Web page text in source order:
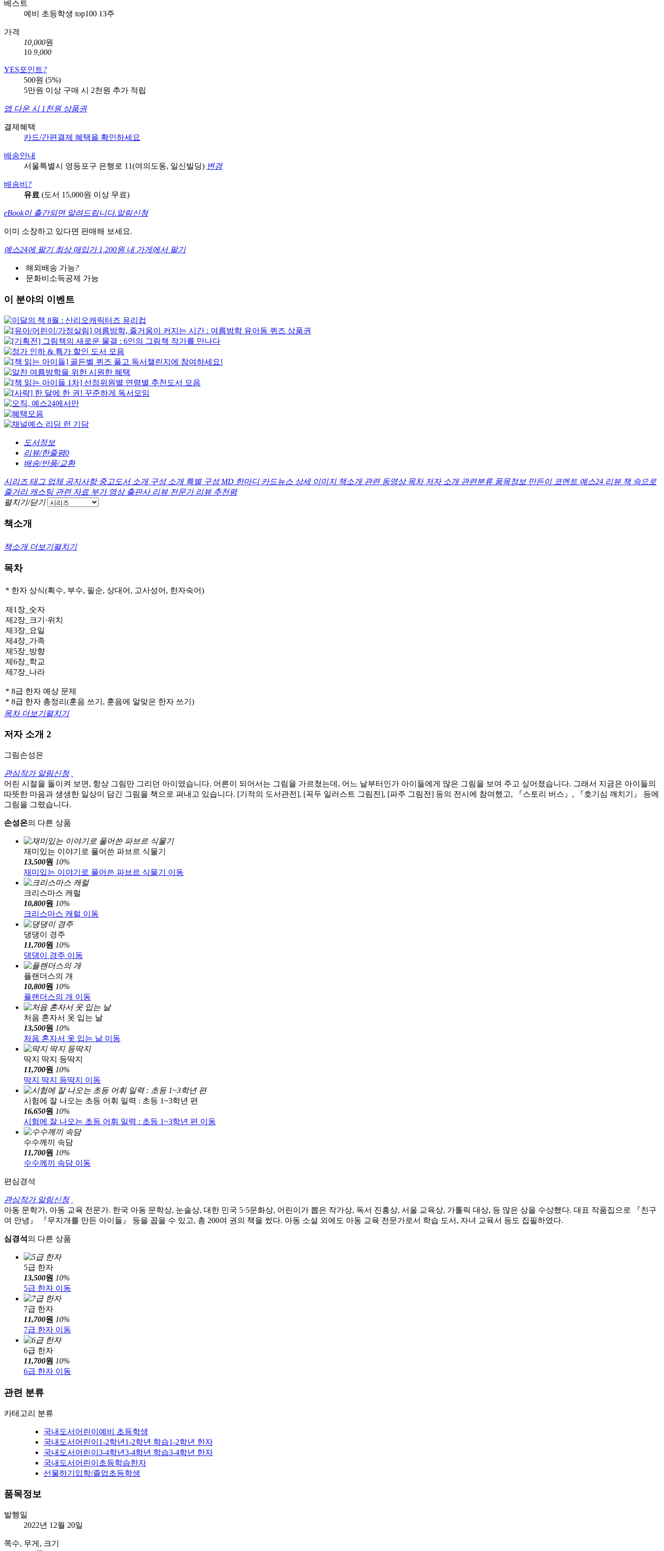
베스트
예비 초등학생 top100 13주
가격
10,000원
10 9,000
YES포인트?
500원 (5%)
5만원 이상 구매 시 2천원 추가 적립
앱 다운 시 1천원 상품권
결제혜택
카드/간편결제 혜택을 확인하세요
배송안내
서울특별시 영등포구 은행로 11(여의도동, 일신빌딩) 변경
배송비 ?
유료 (도서 15,000원 이상 무료)
eBook이 출간되면 알려드립니다. 알림신청
이미 소장하고 있다면 판매해 보세요.
예스24에 팔기 최상 매입가 1,200원 내 가게에서 팔기
해외배송 가능?
문화비소득공제 가능
이 분야의 이벤트
도서정보
리뷰/한줄평0
배송/반품/교환
시리즈 태그 업체 공지사항 중고도서 소개 구성 소개 특별 구성 MD 한마디 카드뉴스 상세 이미지 책소개 관련 동영상 목차 저자 소개 관련분류 품목정보 만든이 코멘트 예스24 리뷰 책 속으로
줄거리 캐스팅 관련 자료 부가 영상 출판사 리뷰 전문가 리뷰 추천평
펼치기/닫기
책소개
책소개 더보기펼치기
목차
* 한자 상식(획수, 부수, 필순, 상대어, 고사성어, 한자숙어)
제1장_숫자
제2장_크기·위치
제3장_요일
제4장_가족
제5장_방향
제6장_학교
제7장_나라
* 8급 한자 예상 문제
* 8급 한자 총정리(훈음 쓰기, 훈음에 알맞은 한자 쓰기)
목차 더보기펼치기
저자 소개 2
그림손성은
관심작가 알림신청
어린 시절을 돌이켜 보면, 항상 그림만 그리던 아이였습니다. 어른이 되어서는 그림을 가르쳤는데, 어느 날부터인가 아이들에게 많은 그림을 보여 주고 싶어졌습니다. 그래서 지금은 아이들의
따뜻한 마음과 생생한 일상이 담긴 그림을 책으로 펴내고 있습니다. [기적의 도서관전], [꼭두 일러스트 그림전], [파주 그림전] 등의 전시에 참여했고, 『스토리 버스』, 『호기심 깨치기』 등에
그림을 그렸습니다.
손성은의 다른 상품
재미있는 이야기로 풀어쓴 파브르 식물기
13,500원 10%
재미있는 이야기로 풀어쓴 파브르 식물기 이동
크리스마스 캐럴
10,800원 10%
크리스마스 캐럴 이동
댕댕이 경주
11,700원 10%
댕댕이 경주 이동
플랜더스의 개
10,800원 10%
플랜더스의 개 이동
처음 혼자서 옷 입는 날
13,500원 10%
처음 혼자서 옷 입는 날 이동
딱지 딱지 등딱지
11,700원 10%
딱지 딱지 등딱지 이동
시험에 잘 나오는 초등 어휘 일력 : 초등 1~3학년 편
16,650원 10%
시험에 잘 나오는 초등 어휘 일력 : 초등 1~3학년 편 이동
수수께끼 속담
11,700원 10%
수수께끼 속담 이동
편 심경석
관심작가 알림신청
아동 문학가, 아동 교육 전문가. 한국 아동 문학상, 눈솔상, 대한 민국 5·5문화상, 어린이가 뽑은 작가상, 독서 진흥상, 서울 교육상, 가톨릭 대상, 등 많은 상을 수상했다. 대표 작품집으로 『친구
여 안녕』 『무지개를 만든 아이들』 등을 꼽을 수 있고, 총 200여 권의 책을 썼다. 아동 소설 외에도 아동 교육 전문가로서 학습 도서, 자녀 교육서 등도 집필하였다.
심경석 의 다른 상품
5급 한자
13,500원 10%
5급 한자 이동
7급 한자
11,700원 10%
7급 한자 이동
6급 한자
11,700원 10%
6급 한자 이동
관련 분류
카테고리 분류
국내도서 어린이 예비 초등학생
국내도서 어린이 1-2학년 1-2학년 학습1-2학년 한자
국내도서 어린이 3-4학년3-4학년 학습3-4학년 한자
국내도서 어린이 초등학습한자
선물하기 입학/졸업초등학생
품목정보
발행일
2022년 12월 20일
쪽수, 무게, 크기